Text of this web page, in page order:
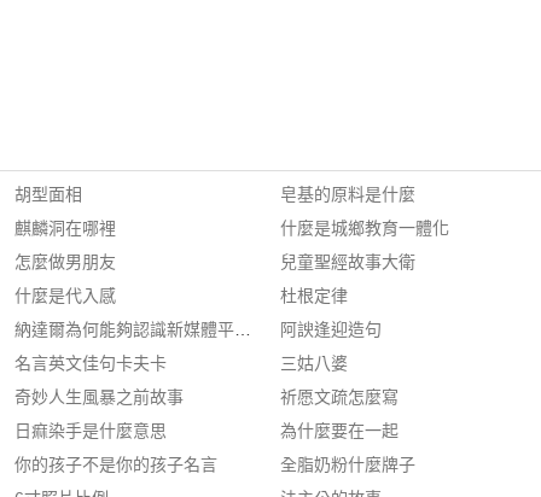
胡型面相
麒麟洞在哪裡
怎麼做男朋友
什麼是代入感
納達爾為何能夠認識新媒體平台上的名人文化?
名言英文佳句卡夫卡
奇妙人生風暴之前故事
日痲染手是什麼意思
你的孩子不是你的孩子名言
皂基的原料是什麼
什麼是城鄉教育一體化
兒童聖經故事大衛
杜根定律
阿諛逢迎造句
三姑八婆
祈愿文疏怎麼寫
為什麼要在一起
全脂奶粉什麼牌子